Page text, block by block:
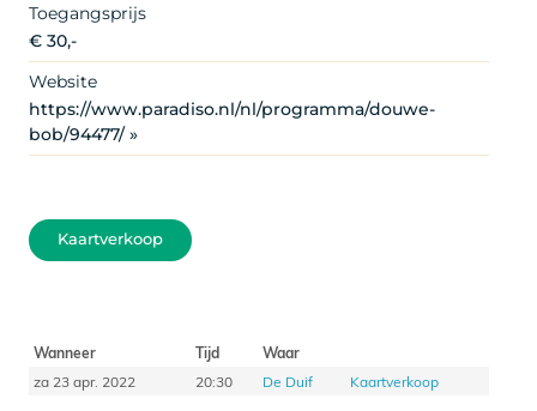
Toegangsprijs
€ 30,-
Website
https://www.paradiso.nl/nl/programma/douwe-
bob/94477/ »
Kaartverkoop
Wanneer Tijd
Waar
za 23 apr. 2022
20:30 De Duif Kaartverkoop